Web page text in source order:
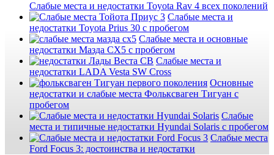
Слабые места и недостатки Toyota Rav 4 всех поколений
Слабые места и
недостатки Toyota Prius 30 с пробегом
Слабые места и основные
недостатки Мазда СХ5 с пробегом
Слабые места и
недостатки LADA Vesta SW Cross
Основные
недостатки и слабые места Фольксваген Тигуан с
пробегом
Слабые
места и типичные недостатки Hyundai Solaris с пробегом
Слабые места
Ford Focus 3: достоинства и недостатки